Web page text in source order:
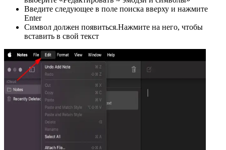
Введите следующее в поле поиска вверху и нажмите
Enter
Символ должен появиться.Нажмите на него, чтобы
вставить в свой текст